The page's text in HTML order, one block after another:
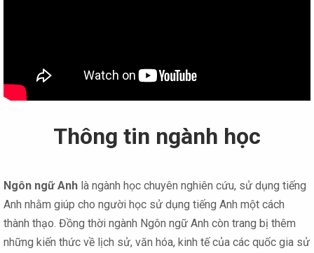
Thông tin ngành học
Ngôn ngữ Anh là ngành học chuyên nghiên cứu, sử dụng tiếng
Anh nhằm giúp cho người học sử dụng tiếng Anh một cách
thành thạo. Đồng thời ngành Ngôn ngữ Anh còn trang bị thêm
những kiến thức về lịch sử, văn hóa, kinh tế của các quốc gia sử